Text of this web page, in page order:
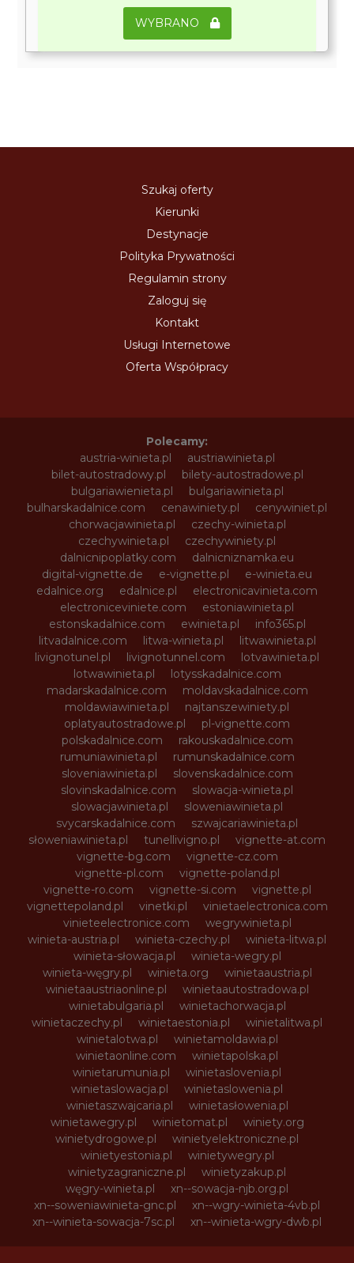
WYBRANO
Szukaj oferty
Kierunki
Destynacje
Polityka Prywatności
Regulamin strony
Zaloguj się
Kontakt
Usługi Internetowe
Oferta Współpracy
Polecamy:
austria-winieta.pl
austriawinieta.pl
bilet-autostradowy.pl
bilety-autostradowe.pl
bulgariawienieta.pl
bulgariawinieta.pl
bulharskadalnice.com
cenawiniety.pl
cenywiniet.pl
chorwacjawinieta.pl
czechy-winieta.pl
czechywinieta.pl
czechywiniety.pl
dalnicnipoplatky.com
dalnicniznamka.eu
digital-vignette.de
e-vignette.pl
e-winieta.eu
edalnice.org
edalnice.pl
electronicavinieta.com
electroniceviniete.com
estoniawinieta.pl
estonskadalnice.com
ewinieta.pl
info365.pl
litvadalnice.com
litwa-winieta.pl
litwawinieta.pl
livignotunel.pl
livignotunnel.com
lotvawinieta.pl
lotwawinieta.pl
lotysskadalnice.com
madarskadalnice.com
moldavskadalnice.com
moldawiawinieta.pl
najtanszewiniety.pl
oplatyautostradowe.pl
pl-vignette.com
polskadalnice.com
rakouskadalnice.com
rumuniawinieta.pl
rumunskadalnice.com
sloveniawinieta.pl
slovenskadalnice.com
slovinskadalnice.com
slowacja-winieta.pl
slowacjawinieta.pl
sloweniawinieta.pl
svycarskadalnice.com
szwajcariawinieta.pl
słoweniawinieta.pl
tunellivigno.pl
vignette-at.com
vignette-bg.com
vignette-cz.com
vignette-pl.com
vignette-poland.pl
vignette-ro.com
vignette-si.com
vignette.pl
vignettepoland.pl
vinetki.pl
vinietaelectronica.com
vinieteelectronice.com
wegrywinieta.pl
winieta-austria.pl
winieta-czechy.pl
winieta-litwa.pl
winieta-słowacja.pl
winieta-wegry.pl
winieta-węgry.pl
winieta.org
winietaaustria.pl
winietaaustriaonline.pl
winietaautostradowa.pl
winietabulgaria.pl
winietachorwacja.pl
winietaczechy.pl
winietaestonia.pl
winietalitwa.pl
winietalotwa.pl
winietamoldawia.pl
winietaonline.com
winietapolska.pl
winietarumunia.pl
winietaslovenia.pl
winietaslowacja.pl
winietaslowenia.pl
winietaszwajcaria.pl
winietasłowenia.pl
winietawegry.pl
winietomat.pl
winiety.org
winietydrogowe.pl
winietyelektroniczne.pl
winietyestonia.pl
winietywegry.pl
winietyzagraniczne.pl
winietyzakup.pl
węgry-winieta.pl
xn--sowacja-njb.org.pl
xn--soweniawinieta-gnc.pl
xn--wgry-winieta-4vb.pl
xn--winieta-sowacja-7sc.pl
xn--winieta-wgry-dwb.pl